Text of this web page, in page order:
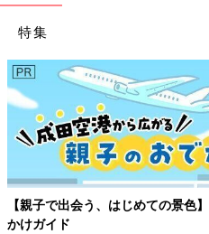
特集
妊娠・出産にまつわる体の変化は
ートラブル対策として、絶対教え